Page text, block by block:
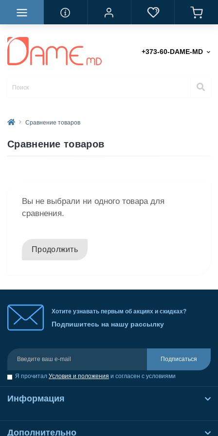
+373-60-DAME-MD
Сравнение товаров
Сравнение товаров
Вы не выбрали ни одного товара для
сравнения.
Продолжить
Хотите узнавать первым об акциях и скидках?
Подпишитесь на нашу рассылку
Подписаться
Я прочитал Условия и положения и согласен с условиями
Информация
Дополнительно